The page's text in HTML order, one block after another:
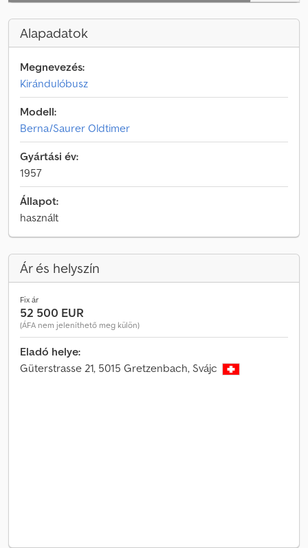
Alapadatok
Megnevezés:
Kirándulóbusz
Modell:
Berna/Saurer Oldtimer
Gyártási év:
1957
Állapot:
használt
Ár és helyszín
Fix ár
52 500 EUR
(ÁFA nem jeleníthető meg külön)
Eladó helye:
Güterstrasse 21, 5015 Gretzenbach, Svájc